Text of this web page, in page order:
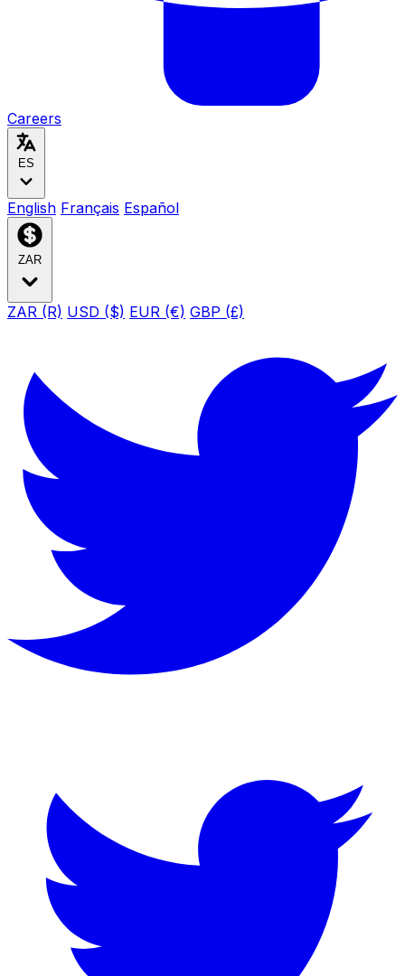
Careers
ES
English Français Español
ZAR
ZAR (R) USD ($) EUR (€) GBP (£)